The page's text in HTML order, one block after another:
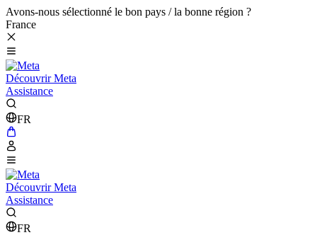
Avons-nous sélectionné le bon pays / la bonne région ?
France
Découvrir Meta
Assistance
FR
Découvrir Meta
Assistance
FR